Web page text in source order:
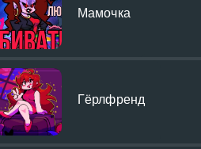
Мамочка
Гёрлфренд